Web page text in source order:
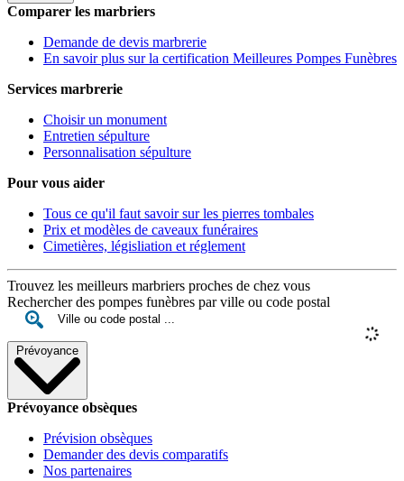
Comparer les marbriers
Demande de devis marbrerie
En savoir plus sur la certification Meilleures Pompes Funèbres
Services marbrerie
Choisir un monument
Entretien sépulture
Personnalisation sépulture
Pour vous aider
Tous ce qu'il faut savoir sur les pierres tombales
Prix et modèles de caveaux funéraires
Cimetières, législiation et réglement
Trouvez les meilleurs marbriers proches de chez vous
Rechercher des pompes funèbres par ville ou code postal
Prévoyance
Prévoyance obsèques
Prévision obsèques
Demander des devis comparatifs
Nos partenaires